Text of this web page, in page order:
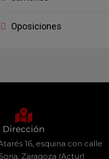
Oposiciones
Dirección
16, esquina con calle
Zaragoza (Actur)